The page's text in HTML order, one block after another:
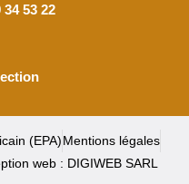
34 53 22
(EPA)Mentions légales
web : DIGIWEB SARL